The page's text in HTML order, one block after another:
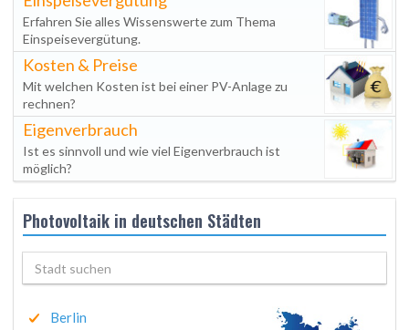
Erfahren Sie alles Wissenswerte zum Thema
Einspeisevergütung.
Kosten & Preise
Mit welchen Kosten ist bei einer PV-Anlage zu
rechnen?
Eigenverbrauch
Ist es sinnvoll und wie viel Eigenverbrauch ist
möglich?
Photovoltaik in deutschen Städten
Berlin